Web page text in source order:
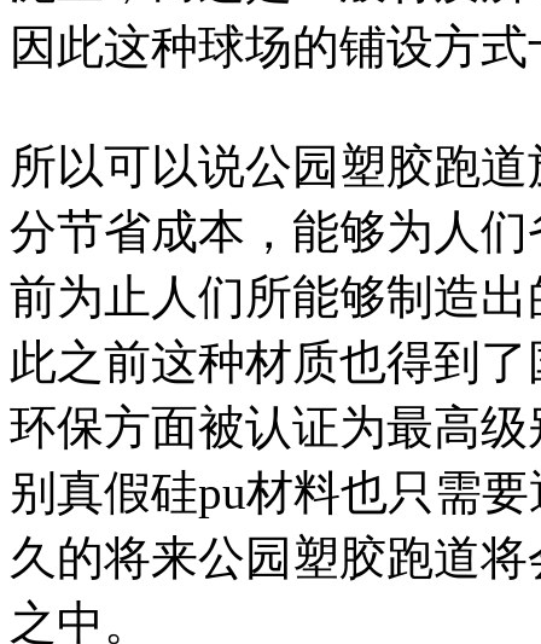
因此这种球场的铺设方
所以可以说公园塑胶跑
分节省成本，能够为人
前为止人们所能够制造
此之前这种材质也得到
环保方面被认证为最高
别真假硅pu材料也只需
久的将来公园塑胶跑道
之中。